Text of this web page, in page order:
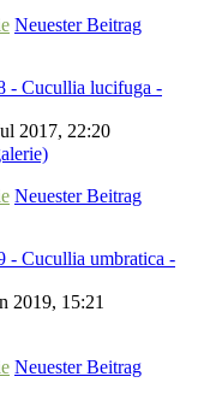
Neuester Beitrag
- Cucullia lucifuga -
2017, 22:20
Neuester Beitrag
- Cucullia umbratica -
2019, 15:21
Neuester Beitrag